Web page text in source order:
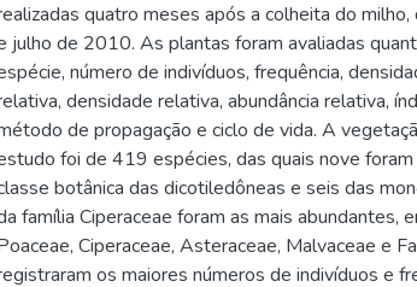
quatro meses após a colheita do
julho de 2010. As plantas foram avaliadas
número de indivíduos, frequência,
densidade relativa, abundância relativa,
de propagação e ciclo de vida. A
foi de 419 espécies, das quais nove
botânica das dicotiledôneas e seis das
família Ciperaceae foram as mais abundantes,
Ciperaceae, Asteraceae, Malvaceae e
os maiores números de indivíduos e